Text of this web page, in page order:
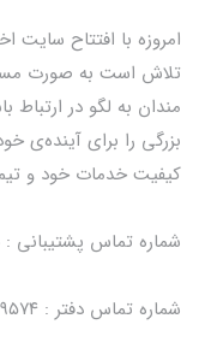
امروزه با افتتاح سایت
تلاش است به صورت
مندان به لگو در ارتباط
بزرگی را برای آینده‌ی
کیفیت خدمات خود و
شماره تماس پشتیبانی : ۰۹۱۹۶۱۲۵۰۹۰
شماره تماس دفتر : ۲۲۳۳۹۵۷۴-۰۲۱